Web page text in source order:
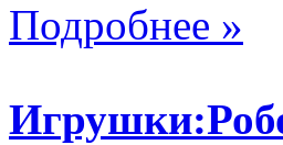
Подробнее »